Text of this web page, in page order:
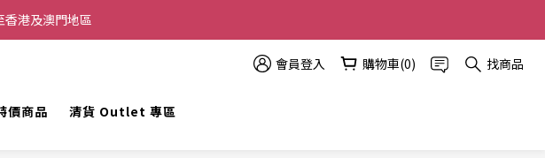
香港及澳門地區
香港及澳門地區
再減 HK$10，買得越多優惠越多! 會員登入 購物車(0) 找商品
價商品 清貨 Outlet 專區